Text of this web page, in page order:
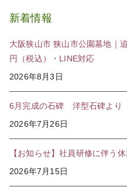
新着情報
大阪狭山市 狭山市公園墓地｜
円（税込）・LINE対応
2026年8月3日
6月完成の石碑 洋型石碑より
2026年7月26日
【お知らせ】社員研修に伴う
2026年7月15日